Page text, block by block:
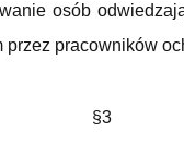
osób
pracowników
§3